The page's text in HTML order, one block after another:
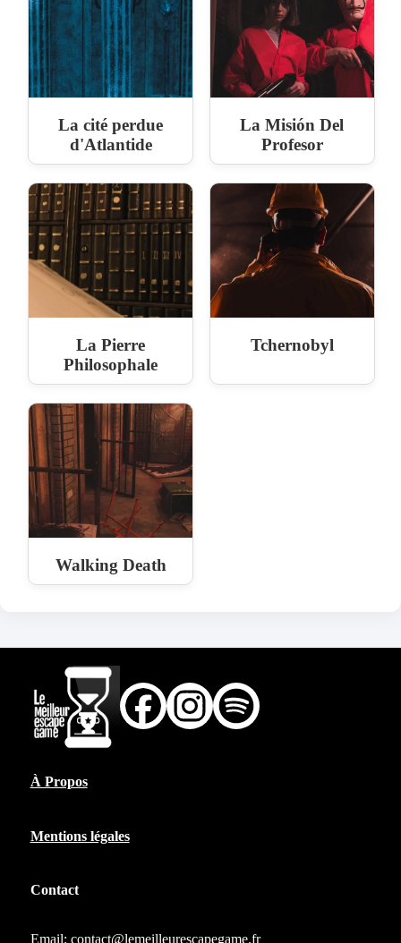
La cité perdue
d'Atlantide
La Misión Del
Profesor
La Pierre
Philosophale
Tchernobyl
Walking Death
À Propos
Mentions légales
Contact
Email: contact@lemeilleurescapegame.fr